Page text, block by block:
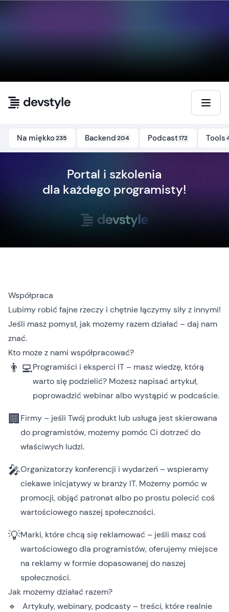
Na miękko235 Backend204 Podcast172 Tools
Portal i szkolenia
dla każdego programisty!
Współpraca
Lubimy robić fajne rzeczy i chętnie łączymy siły z innymi!
Jeśli masz pomysł, jak możemy razem działać – daj nam
znać.
Kto może z nami współpracować?
👨‍💻Programiści i eksperci IT – masz wiedzę, którą
warto się podzielić? Możesz napisać artykuł,
poprowadzić webinar albo wystąpić w podcaście.
🏢Firmy – jeśli Twój produkt lub usługa jest skierowana
do programistów, możemy pomóc Ci dotrzeć do
właściwych ludzi.
🎤Organizatorzy konferencji i wydarzeń – wspieramy
ciekawe inicjatywy w branży IT. Możemy pomóc w
promocji, objąć patronat albo po prostu polecić coś
wartościowego naszej społeczności.
💡Marki, które chcą się reklamować – jeśli masz coś
wartościowego dla programistów, oferujemy miejsce
na reklamy w formie dopasowanej do naszej
społeczności.
Jak możemy działać razem?
Artykuły, webinary, podcasty – treści, które realnie